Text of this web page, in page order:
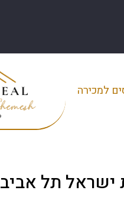
למכירה
ישראל תל אביב